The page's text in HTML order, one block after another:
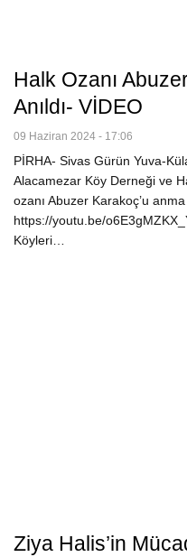
Halk Ozanı
Anıldı- VİDEO
09 Haziran 2024 - 17:06
PİRHA- Sivas Gürün Yuva-
Alacamezar Köy Derneği ve
ozanı Abuzer Karakoç’u
https://youtu.be/
Köyleri…
Ziya Halis’in